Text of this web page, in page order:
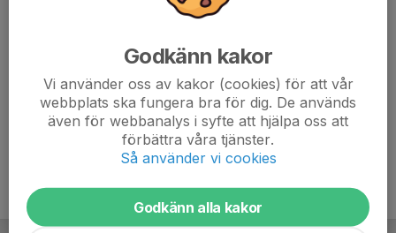
Godkänn kakor
Vi använder oss av kakor (cookies) för att vår
webbplats ska fungera bra för dig. De används
även för webbanalys i syfte att hjälpa oss att
förbättra våra tjänster.
Så använder vi cookies
Godkänn alla kakor